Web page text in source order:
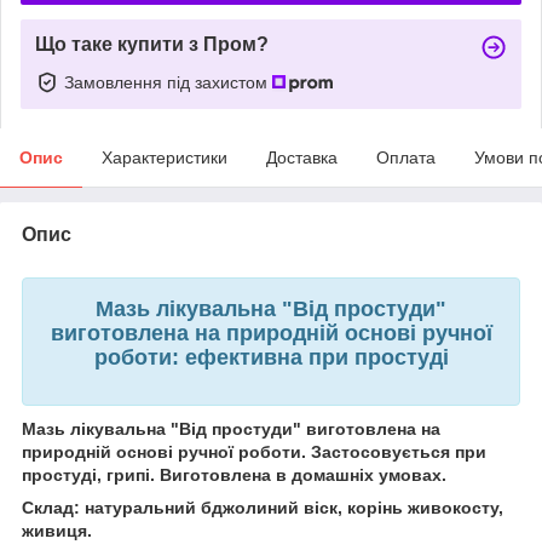
Що таке купити з Пром?
Замовлення під захистом
Опис Характеристики Доставка Оплата Умови
Опис
Мазь лікувальна "Від простуди"
виготовлена на природній основі ручної
роботи: ефективна при простуді
Мазь лікувальна "Від простуди" виготовлена на
природній основі ручної роботи. Застосовується при
простуді, грипі. Виготовлена в домашніх умовах.
Склад: натуральний бджолиний віск, корінь живокосту,
живиця.